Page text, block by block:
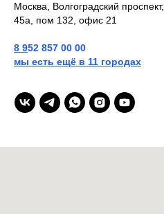
Москва, Волгоградский проспект,
45а, пом 132, офис 21
8 952 857 00 00
мы есть ещё в 11 городах